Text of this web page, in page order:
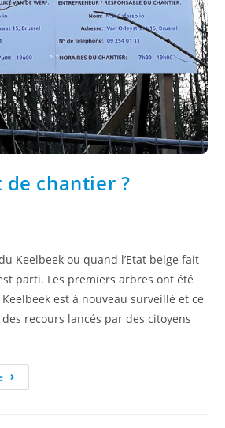
de chantier ?
Keelbeek ou quand l’Etat belge fait
parti. Les premiers arbres ont été
est à nouveau surveillé et ce
recours lancés par des citoyens